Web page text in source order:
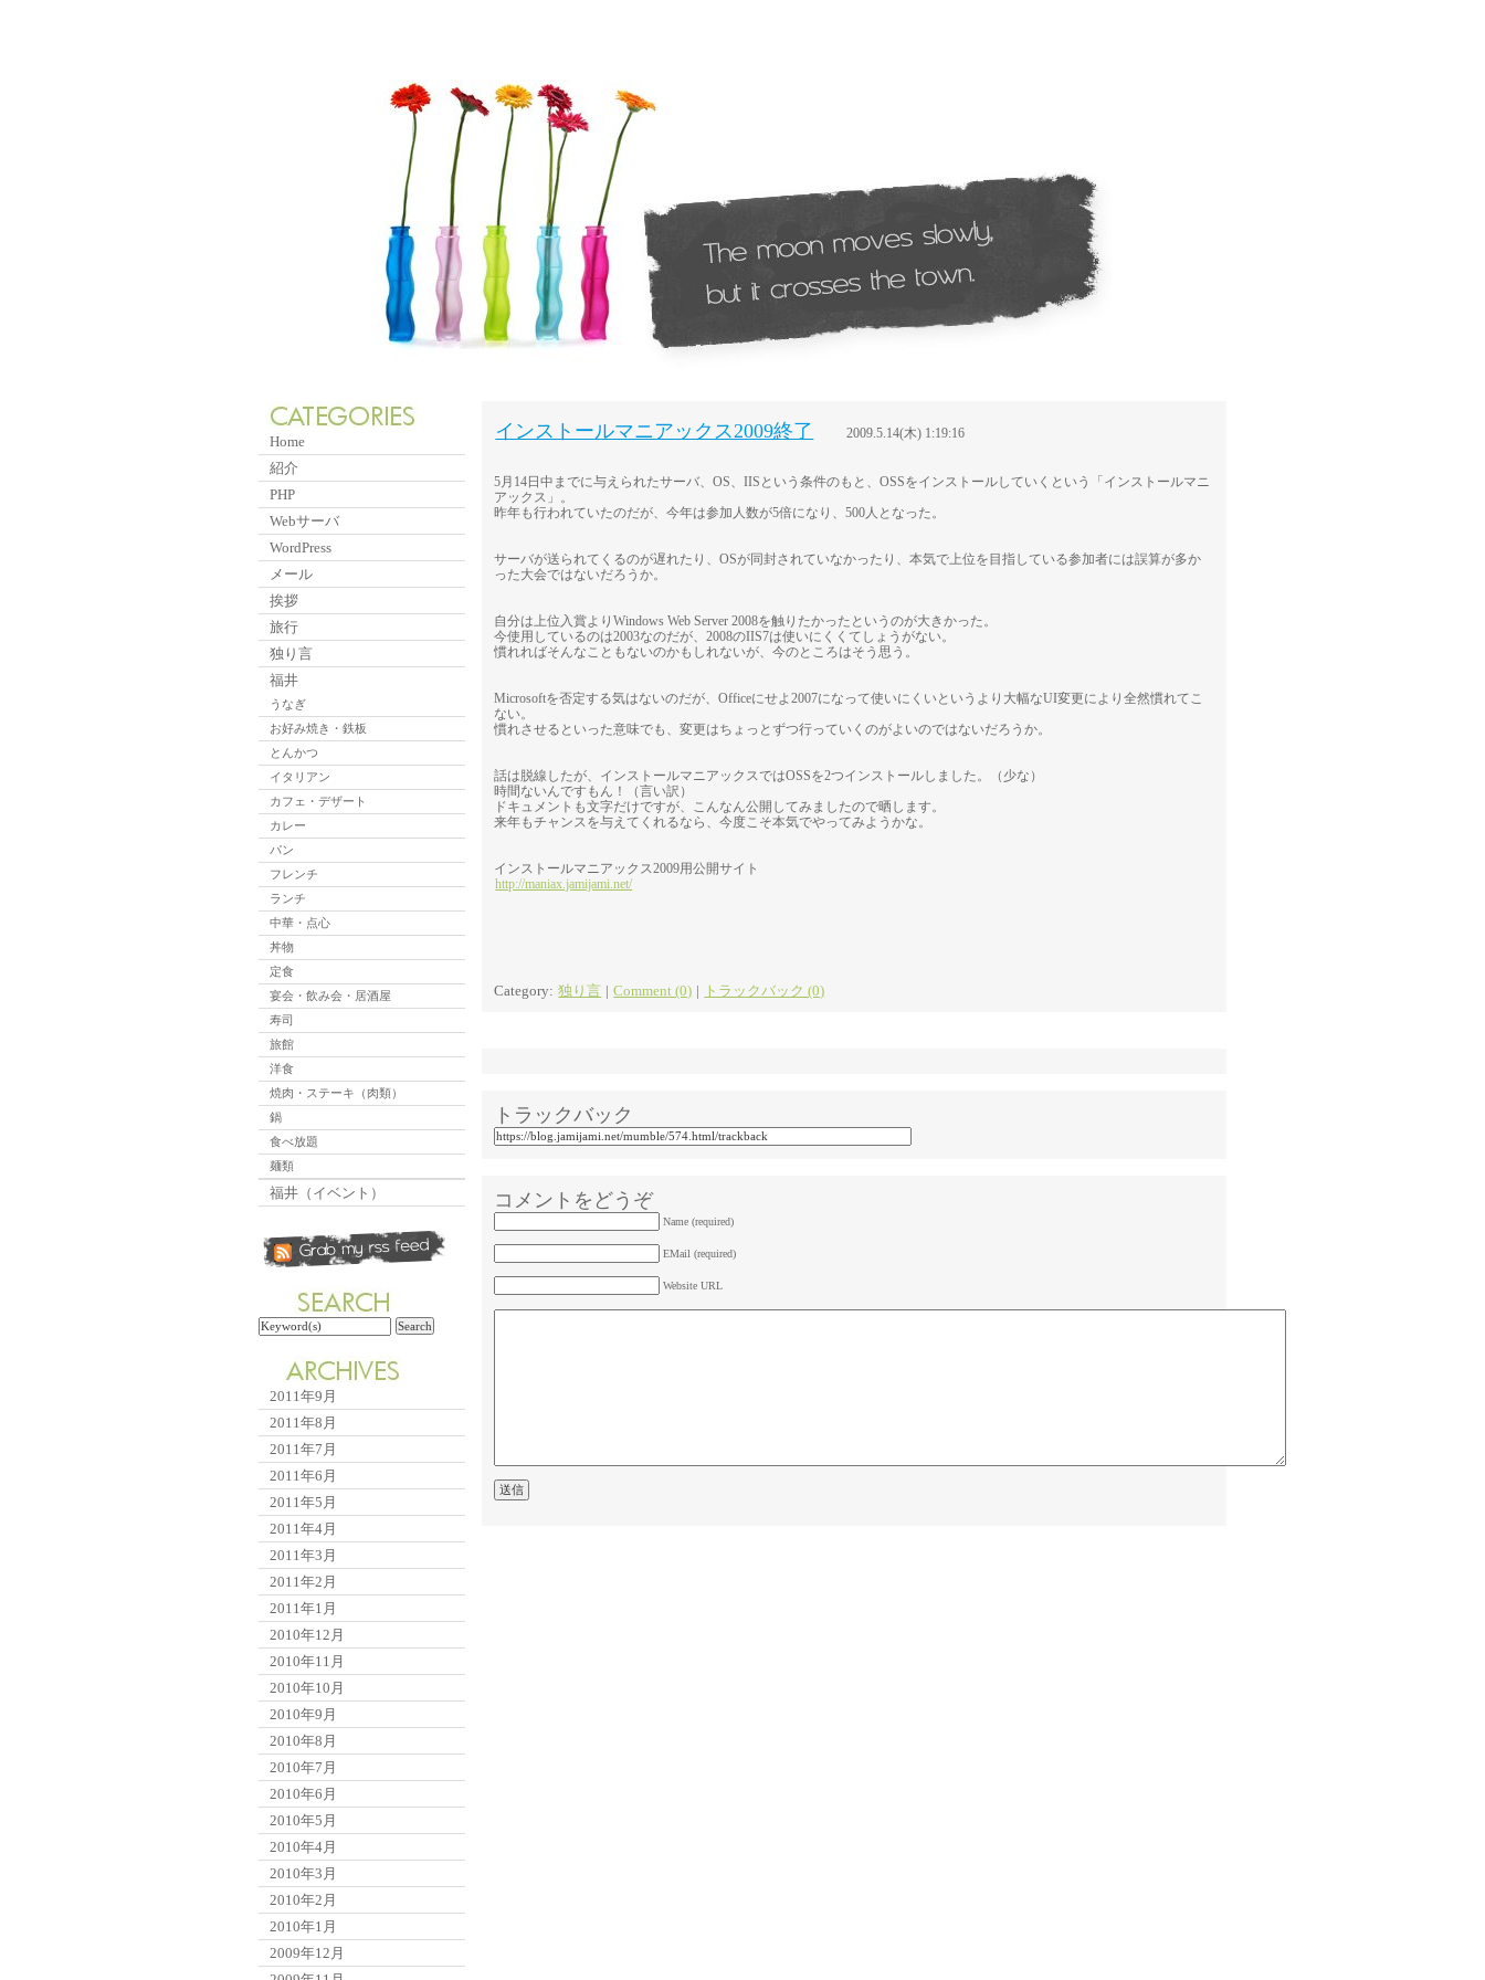
インストールマニアックス2009終了 2009.5.14(木) 1:19:16
5月14日中までに与えられたサーバ、OS、IISという条件のもと、OSSをインストールしていくという「インストールマニ
アックス」。
昨年も行われていたのだが、今年は参加人数が5倍になり、500人となった。
サーバが送られてくるのが遅れたり、OSが同封されていなかったり、本気で上位を目指している参加者には誤算が多か
った大会ではないだろうか。
自分は上位入賞よりWindows Web Server 2008を触りたかったというのが大きかった。
今使用しているのは2003なのだが、2008のIIS7は使いにくくてしょうがない。
慣れればそんなこともないのかもしれないが、今のところはそう思う。
Microsoftを否定する気はないのだが、Officeにせよ2007になって使いにくいというより大幅なUI変更により全然慣れてこ
ない。
慣れさせるといった意味でも、変更はちょっとずつ行っていくのがよいのではないだろうか。
話は脱線したが、インストールマニアックスではOSSを2つインストールしました。（少な）
時間ないんですもん！（言い訳）
ドキュメントも文字だけですが、こんなん公開してみましたので晒します。
来年もチャンスを与えてくれるなら、今度こそ本気でやってみようかな。
インストールマニアックス2009用公開サイト
http://maniax.jamijami.net/
Category: 独り言 | Comment (0) | トラックバック (0)
トラックバック
コメントをどうぞ
Name (required)
EMail (required)
Website URL
Home
紹介
PHP
Webサーバ
WordPress
メール
挨拶
旅行
独り言
福井
うなぎ
お好み焼き・鉄板
とんかつ
イタリアン
カフェ・デザート
カレー
パン
フレンチ
ランチ
中華・点心
丼物
定食
宴会・飲み会・居酒屋
寿司
旅館
洋食
焼肉・ステーキ（肉類）
鍋
食べ放題
麺類
福井（イベント）
2011年9月
2011年8月
2011年7月
2011年6月
2011年5月
2011年4月
2011年3月
2011年2月
2011年1月
2010年12月
2010年11月
2010年10月
2010年9月
2010年8月
2010年7月
2010年6月
2010年5月
2010年4月
2010年3月
2010年2月
2010年1月
2009年12月